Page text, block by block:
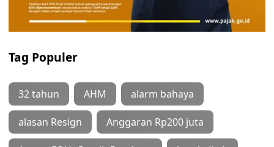
Tag Populer
32 tahun AHM alarm bahaya
alasan Resign Anggaran Rp200 juta